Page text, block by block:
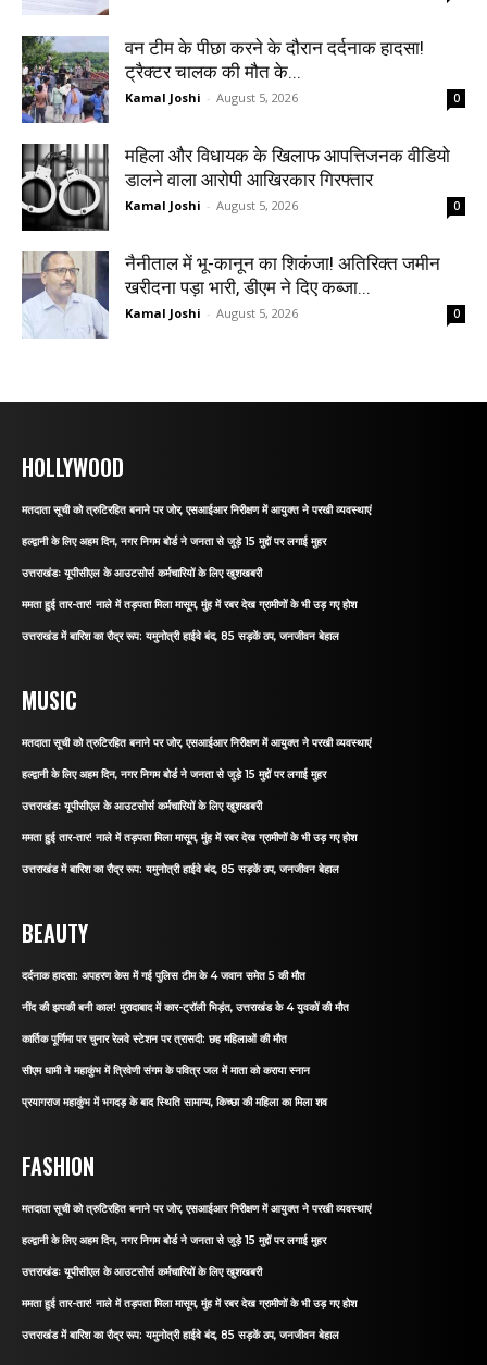
वन टीम के पीछा करने के दौरान दर्दनाक हादसा!
ट्रैक्टर चालक की मौत के...
Kamal Joshi - August 5, 2026 0
महिला और विधायक के खिलाफ आपत्तिजनक वीडियो
डालने वाला आरोपी आखिरकार गिरफ्तार
Kamal Joshi - August 5, 2026 0
नैनीताल में भू-कानून का शिकंजा! अतिरिक्त जमीन
खरीदना पड़ा भारी, डीएम ने दिए कब्जा...
Kamal Joshi - August 5, 2026 0
HOLLYWOOD
मतदाता सूची को त्रुटिरहित बनाने पर जोर, एसआईआर निरीक्षण में आयुक्त ने परखी व्यवस्थाएं
हल्द्वानी के लिए अहम दिन, नगर निगम बोर्ड ने जनता से जुड़े 15 मुद्दों पर लगाई मुहर
उत्तराखंडः यूपीसीएल के आउटसोर्स कर्मचारियों के लिए खुशखबरी
ममता हुई तार-तार! नाले में तड़पता मिला मासूम, मुंह में रबर देख ग्रामीणों के भी उड़ गए होश
उत्तराखंड में बारिश का रौद्र रूप: यमुनोत्री हाईवे बंद, 85 सड़कें ठप, जनजीवन बेहाल
MUSIC
मतदाता सूची को त्रुटिरहित बनाने पर जोर, एसआईआर निरीक्षण में आयुक्त ने परखी व्यवस्थाएं
हल्द्वानी के लिए अहम दिन, नगर निगम बोर्ड ने जनता से जुड़े 15 मुद्दों पर लगाई मुहर
उत्तराखंडः यूपीसीएल के आउटसोर्स कर्मचारियों के लिए खुशखबरी
ममता हुई तार-तार! नाले में तड़पता मिला मासूम, मुंह में रबर देख ग्रामीणों के भी उड़ गए होश
उत्तराखंड में बारिश का रौद्र रूप: यमुनोत्री हाईवे बंद, 85 सड़कें ठप, जनजीवन बेहाल
BEAUTY
दर्दनाक हादसा: अपहरण केस में गई पुलिस टीम के 4 जवान समेत 5 की मौत
नींद की झपकी बनी काल! मुरादाबाद में कार-ट्रॉली भिड़ंत, उत्तराखंड के 4 युवकों की मौत
कार्तिक पूर्णिमा पर चुनार रेलवे स्टेशन पर त्रासदी: छह महिलाओं की मौत
सीएम धामी ने महाकुंभ में त्रिवेणी संगम के पवित्र जल में माता को कराया स्नान
प्रयागराज महाकुंभ में भगदड़ के बाद स्थिति सामान्य, किच्छा की महिला का मिला शव
FASHION
मतदाता सूची को त्रुटिरहित बनाने पर जोर, एसआईआर निरीक्षण में आयुक्त ने परखी व्यवस्थाएं
हल्द्वानी के लिए अहम दिन, नगर निगम बोर्ड ने जनता से जुड़े 15 मुद्दों पर लगाई मुहर
उत्तराखंडः यूपीसीएल के आउटसोर्स कर्मचारियों के लिए खुशखबरी
ममता हुई तार-तार! नाले में तड़पता मिला मासूम, मुंह में रबर देख ग्रामीणों के भी उड़ गए होश
उत्तराखंड में बारिश का रौद्र रूप: यमुनोत्री हाईवे बंद, 85 सड़कें ठप, जनजीवन बेहाल